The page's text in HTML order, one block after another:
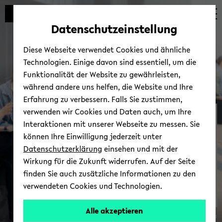
Automatische
vermeiden
zum
wechseln
zum
wechseln
zum
wechseln
NEOLAiA an der
Universität­ Bielefeld
© Uni­ver­si­tät Bie­le­feld
Datenschutzeinstellung
Diese Webseite verwendet Cookies und ähnliche
Technologien. Einige davon sind essentiell, um die
Funktionalität der Website zu gewährleisten,
während andere uns helfen, die Website und Ihre
Erfahrung zu verbessern. Falls Sie zustimmen,
verwenden wir Cookies und Daten auch, um Ihre
Interaktionen mit unserer Webseite zu messen. Sie
können Ihre Einwilligung jederzeit unter
Datenschutzerklärung einsehen und mit der
Wirkung für die Zukunft widerrufen. Auf der Seite
finden Sie auch zusätzliche Informationen zu den
verwendeten Cookies und Technologien.
Alle akzeptieren